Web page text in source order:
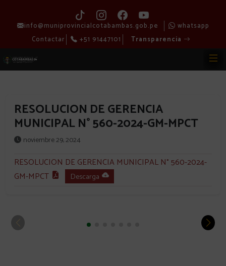
info@muniprovincialcotabambas.gob.pe
whatsapp
Contactar
+51 91447101 Transparencia
RESOLUCION DE GERENCIA
MUNICIPAL N° 560-2024-GM-MPCT
noviembre 29, 2024
RESOLUCION DE GERENCIA MUNICIPAL N° 560-2024-
GM-MPCT
Descarga